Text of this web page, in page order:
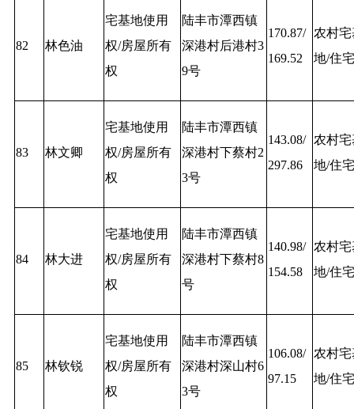
82 林色油
宅基地使用
权/房屋所有
权
陆丰市潭西镇
深港村后港村3
9号
170.87/
169.52
农村宅
地/住宅
83 林文卿
宅基地使用
权/房屋所有
权
陆丰市潭西镇
深港村下蔡村2
3号
143.08/
297.86
农村宅
地/住宅
84 林大进
宅基地使用
权/房屋所有
权
陆丰市潭西镇
深港村下蔡村8
号
140.98/
154.58
农村宅
地/住宅
85 林钦锐
宅基地使用
权/房屋所有
权
陆丰市潭西镇
深港村深山村6
3号
106.08/
97.15
农村宅
地/住宅